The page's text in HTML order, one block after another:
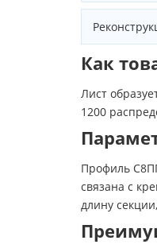
Как
Лист
1200
Профиль
связана с
длину